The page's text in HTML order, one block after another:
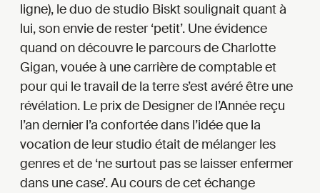
ligne), le duo de studio Biskt soulignait quant à
lui, son envie de rester ‘petit’. Une évidence
quand on découvre le parcours de Charlotte
Gigan, vouée à une carrière de comptable et
pour qui le travail de la terre s’est avéré être une
révélation. Le prix de Designer de l’Année reçu
l’an dernier l’a confortée dans l’idée que la
vocation de leur studio était de mélanger les
genres et de ‘ne surtout pas se laisser enfermer
dans une case’. Au cours de cet échange